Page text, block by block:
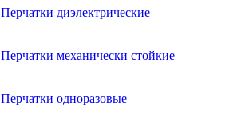
Перчатки диэлектрические
Перчатки механически стойкие
Перчатки одноразовые